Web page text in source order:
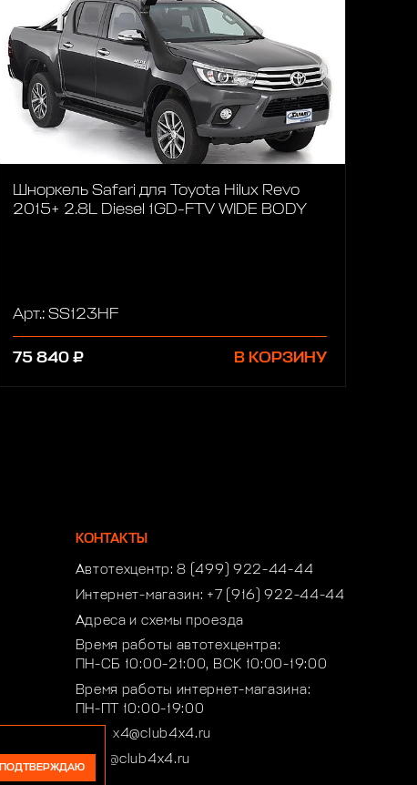
Шноркель Safari для Toyota Hilux Revo
2015+ 2.8L Diesel 1GD-FTV WIDE BODY
Арт.: SS123HF
75 840 ₽ В КОРЗИНУ
КОНТАКТЫ
Автотехцентр:8 (499) 922-44-44
Интернет-магазин: +7 (916) 922-44-44
Адреса и схемы проезда
Время работы автотехцентра:
ПН-СБ 10:00-21:00, ВСК 10:00-19:00
Время работы интернет-магазина:
ПН-ПТ 10:00-19:00
club4x4@club4x4.ru
shop@club4x4.ru
ПОДТВЕРЖДАЮ